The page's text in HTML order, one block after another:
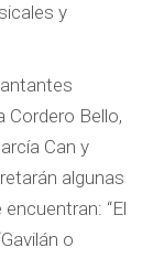
y
Cordero Bello,
Can y
algunas
“El
o